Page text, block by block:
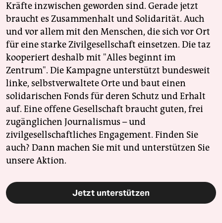
Kräfte inzwischen geworden sind. Gerade jetzt
braucht es Zusammenhalt und Solidarität. Auch
und vor allem mit den Menschen, die sich vor Ort
für eine starke Zivilgesellschaft einsetzen. Die taz
kooperiert deshalb mit "Alles beginnt im
Zentrum". Die Kampagne unterstützt bundesweit
linke, selbstverwaltete Orte und baut einen
solidarischen Fonds für deren Schutz und Erhalt
auf. Eine offene Gesellschaft braucht guten, frei
zugänglichen Journalismus – und
zivilgesellschaftliches Engagement. Finden Sie
auch? Dann machen Sie mit und unterstützen Sie
unsere Aktion.
Jetzt unterstützen